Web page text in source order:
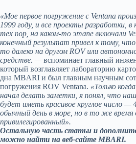
«Мое первое погружение с Ventana
1999 году, и все проекты разработки,
тех пор, на каком-то этапе включали
конечный результат привел к тому,
то далеко на другом ROV или
средстве. —вспоминает главный
который возглавляет лабораторию
дна MBARI и был главным научным
погружения ROV Ventana. «Только
начал делать заметки, я понял, что
будет иметь красивое круглое число
обычный день в море, но в то же время
привилегированный».
Остальную часть статьи и
можно найти на веб-сайте MBARI.